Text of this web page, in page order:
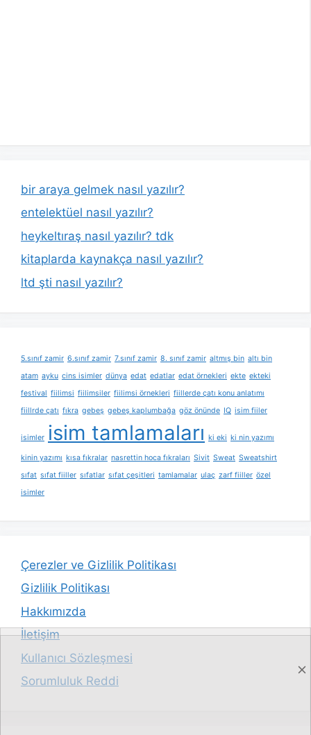
bir araya gelmek nasıl yazılır?
entelektüel nasıl yazılır?
heykeltıraş nasıl yazılır? tdk
kitaplarda kaynakça nasıl yazılır?
ltd şti nasıl yazılır?
5.sınıf zamir 6.sınıf zamir 7.sınıf zamir 8. sınıf zamir altmış bin altı bin
atam ayku cins isimler dünya edat edatlar edat örnekleri ekte ekteki
festival fiilimsi fiilimsiler fiilimsi örnekleri fiillerde çatı konu anlatımı
fiillrde çatı fıkra gebeş gebeş kaplumbağa göz önünde IQ isim fiiler
isimler isim tamlamaları ki eki ki nin yazımı
kinin yazımı kısa fıkralar nasrettin hoca fıkraları Sivit Sweat Sweatshirt
sıfat sıfat fiiller sıfatlar sıfat çeşitleri tamlamalar ulaç zarf fiiller özel
isimler
Çerezler ve Gizlilik Politikası
Gizlilik Politikası
Hakkımızda
İletişim
Kullanıcı Sözleşmesi
Sorumluluk Reddi